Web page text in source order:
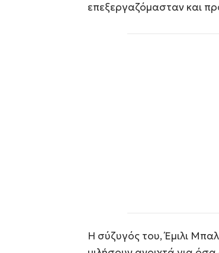
επεξεργαζόμασταν και
Η σύζυγός του, Έμιλι